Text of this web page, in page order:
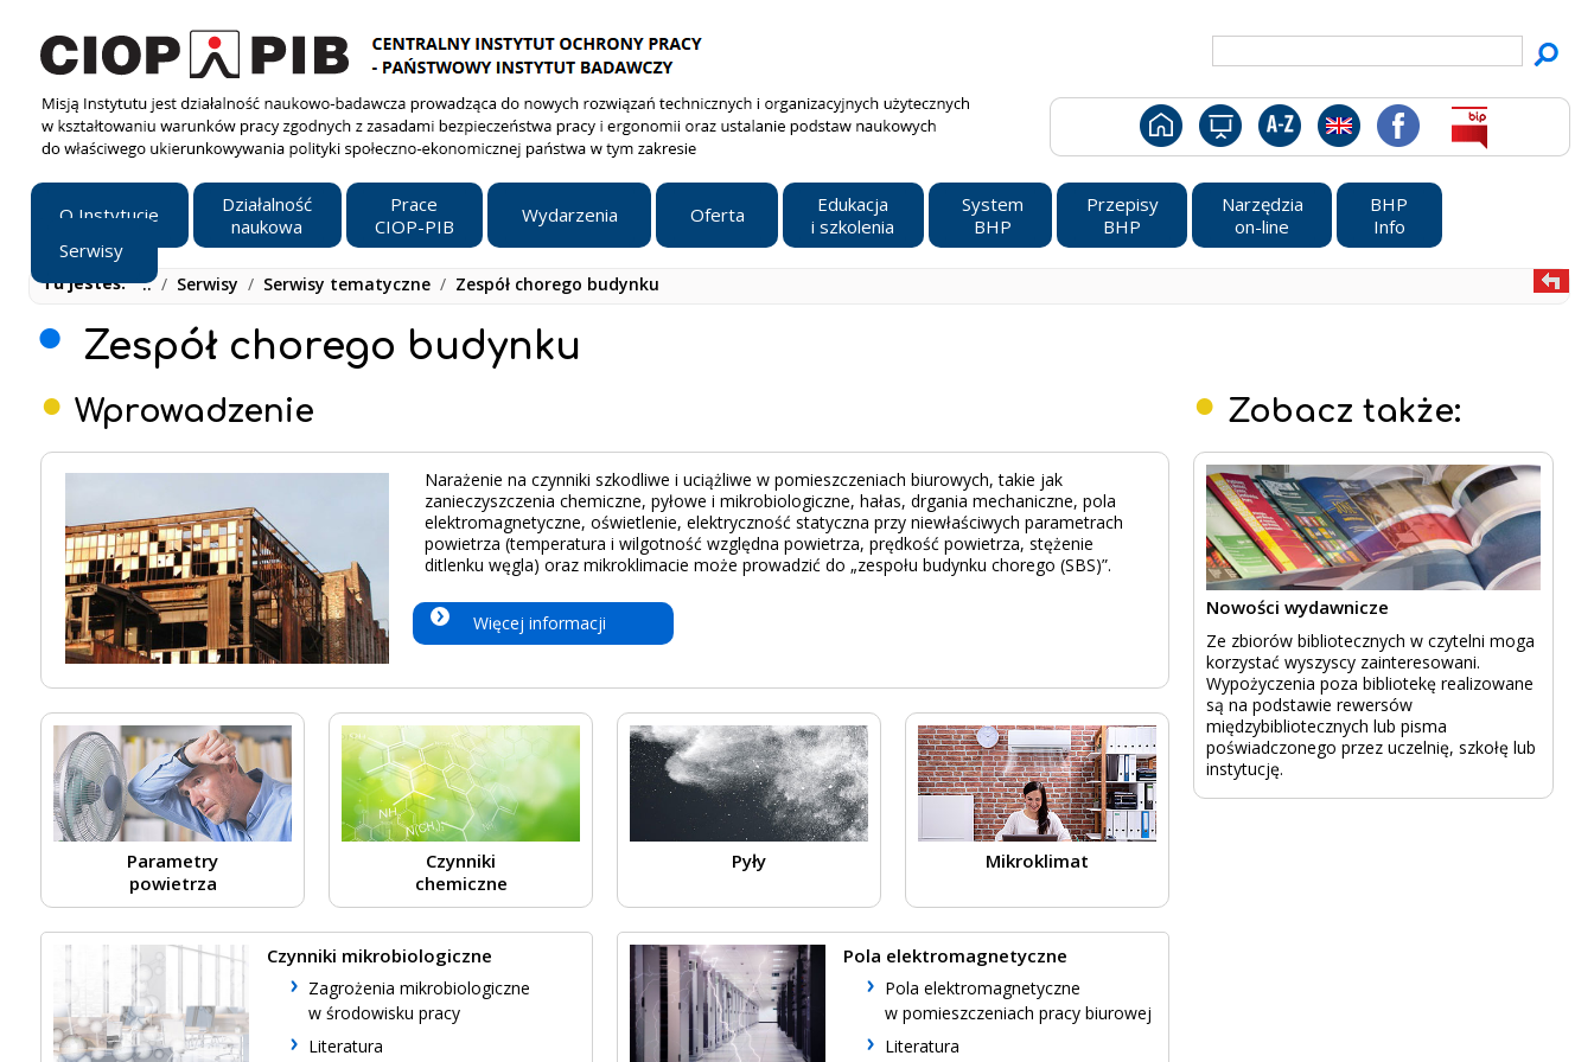
O Instytucie
Działalność
naukowa
Prace
CIOP-PIB
Wydarzenia Oferta
Edukacja
i szkolenia
System
BHP
Przepisy
BHP
Narzędzia
on-line
BHP
Info
Serwisy
Tu jesteś: ../ Serwisy / Serwisy tematyczne / Zespół chorego budynku
Zespół chorego budynku
Wprowadzenie
Narażenie na czynniki szkodliwe i uciążliwe w pomieszczeniach biurowych, takie jak
zanieczyszczenia chemiczne, pyłowe i mikrobiologiczne, hałas, drgania mechaniczne, pola
elektromagnetyczne, oświetlenie, elektryczność statyczna przy niewłaściwych parametrach
powietrza (temperatura i wilgotność względna powietrza, prędkość powietrza, stężenie
ditlenku węgla) oraz mikroklimacie może prowadzić do „zespołu budynku chorego (SBS)”.
Więcej informacji
Parametry
powietrza
Czynniki
chemiczne
Pyły Mikroklimat
Czynniki mikrobiologiczne
Zagrożenia mikrobiologiczne
w środowisku pracy
Literatura
Pola elektromagnetyczne
Pola elektromagnetyczne
w pomieszczeniach pracy biurowej
Literatura
Zobacz także:
Nowości wydawnicze
Ze zbiorów bibliotecznych w czytelni moga
korzystać wyszyscy zainteresowani.
Wypożyczenia poza bibliotekę realizowane
są na podstawie rewersów
międzybibliotecznych lub pisma
poświadczonego przez uczelnię, szkołę lub
instytucję.